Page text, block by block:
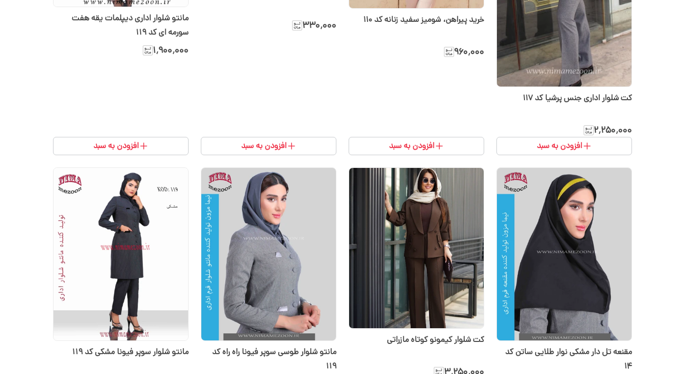
کت شلوار اداری جنس پرشیا کد ۱۱۷
۲٬۲۵۰٬۰۰۰
افزودن به سبد
خرید‌ پیراهن، شومیز سفید زنانه کد ۱۱۰
۹۶۰٬۰۰۰
افزودن به سبد
۳۳۰٬۰۰۰
افزودن به سبد
مانتو شلوار اداری دیپلمات یقه هفت
سورمه ای کد 119
۱٬۹۰۰٬۰۰۰
افزودن به سبد
مقنعه تل دار مشکی نوار طلایی ساتن کد
۱۴
کت شلوار کیمونو کوتاه مازراتی
مانتو شلوار طوسی سوپر فیونا راه راه کد
119
مانتو شلوار سوپر فیونا مشکی کد 119